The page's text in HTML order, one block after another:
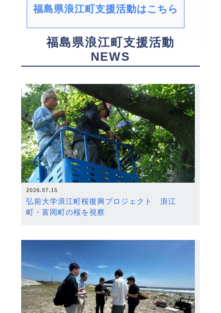
福島県浪江町支援活動はこちら
福島県浪江町支援活動
NEWS
2026.07.15
弘前大学浪江町桜復興プロジェクト 浪江
町・富岡町の桜を視察